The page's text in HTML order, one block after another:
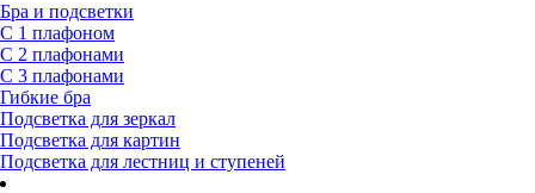
Бра и подсветки
С 1 плафоном
С 2 плафонами
С 3 плафонами
Гибкие бра
Подсветка для зеркал
Подсветка для картин
Подсветка для лестниц и ступеней